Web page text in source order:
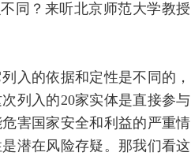
同？来听北京师范大学教
入的依据和定性是不同的
列入的20家实体是直接参
害国家安全和利益的严重情
潜在风险存疑。那我们看这